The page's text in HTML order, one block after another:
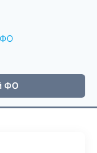
ФО
ФО